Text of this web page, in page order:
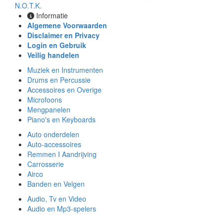
N.O.T.K.
Informatie
Algemene Voorwaarden
Disclaimer en Privacy
Login en Gebruik
Veilig handelen
Muziek en Instrumenten
Drums en Percussie
Accessoires en Overige
Microfoons
Mengpanelen
Piano's en Keyboards
Auto onderdelen
Auto-accessoires
Remmen I Aandrijving
Carrosserie
Airco
Banden en Velgen
Audio, Tv en Video
Audio en Mp3-spelers